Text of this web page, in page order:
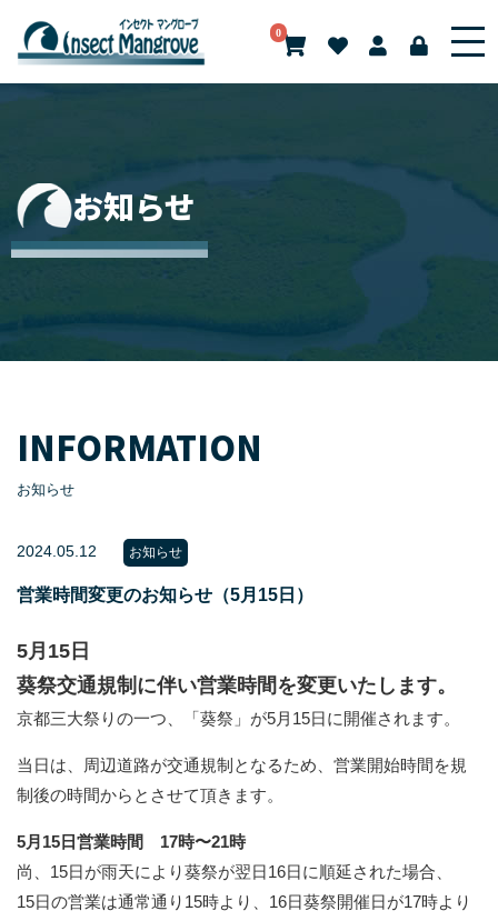
0
お知らせ
INFORMATION
お知らせ
2024.05.12 お知らせ
営業時間変更のお知らせ（5月15日）
5月15日
葵祭交通規制に伴い営業時間を変更いたします。
京都三大祭りの一つ、「葵祭」が5月15日に開催されます。
当日は、周辺道路が交通規制となるため、営業開始時間を規
制後の時間からとさせて頂きます。
5月15日営業時間 17時〜21時
尚、15日が雨天により葵祭が翌日16日に順延された場合、
15日の営業は通常通り15時より、16日葵祭開催日が17時より